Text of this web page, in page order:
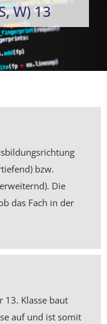
W) 13
bzw.
Die
das Fach in der
13. Klasse baut
auf und ist somit